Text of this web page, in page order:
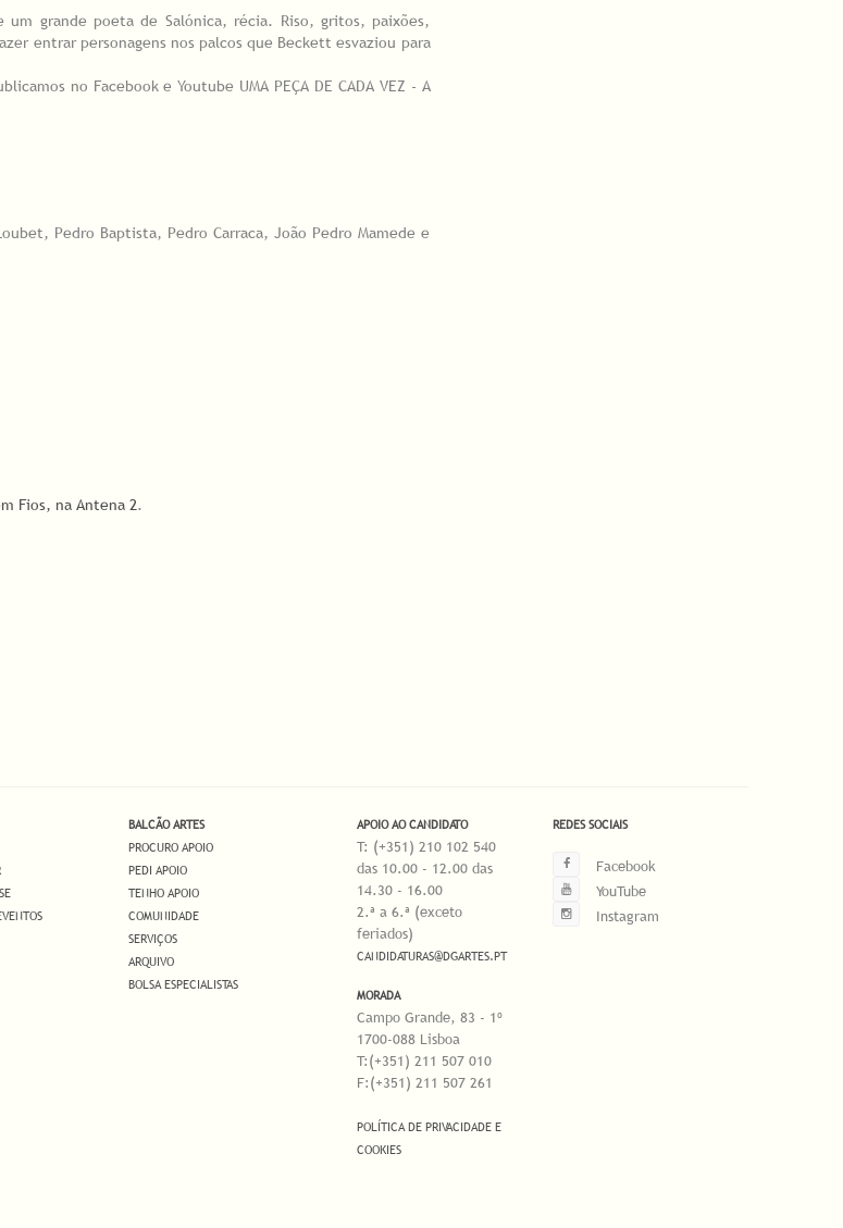
grande poeta de Salónica, récia. Riso, gritos, paixões,
entrar personagens nos palcos que Beckett esvaziou para
no Facebook e Youtube UMA PEÇA DE CADA VEZ - A
Pedro Baptista, Pedro Carraca, João Pedro Mamede e
Fios, na Antena 2.
BALCÃO ARTES
PROCURO APOIO
PEDI APOIO
TENHO APOIO
COMUNIDADE
SERVIÇOS
ARQUIVO
BOLSA ESPECIALISTAS
APOIO AO CANDIDATO
T: (+351) 210 102 540
das 10.00 - 12.00 das
14.30 - 16.00
2.ª a 6.ª (exceto
feriados)
CANDIDATURAS@DGARTES.PT
MORADA
Campo Grande, 83 - 1º
1700-088 Lisboa
T:(+351) 211 507 010
F:(+351) 211 507 261
POLÍTICA DE PRIVACIDADE E
COOKIES
REDES SOCIAIS
Facebook
YouTube
Instagram